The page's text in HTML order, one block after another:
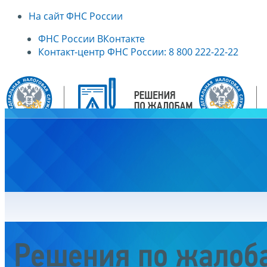
На сайт ФНС России
ФНС России ВКонтакте
Контакт-центр ФНС России: 8 800 222-22-22
Решения по